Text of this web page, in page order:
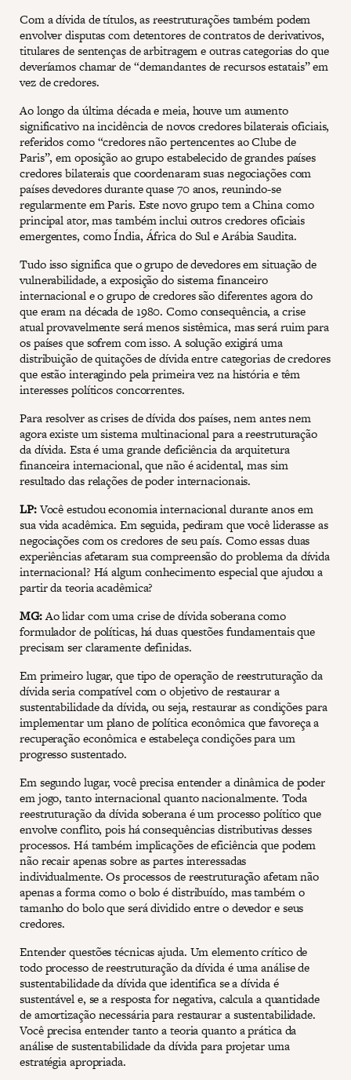
Com a dívida de títulos, as reestruturações também podem
envolver disputas com detentores de contratos de derivativos,
titulares de sentenças de arbitragem e outras categorias do que
deveríamos chamar de “demandantes de recursos estatais” em
vez de credores.
Ao longo da última década e meia, houve um aumento
significativo na incidência de novos credores bilaterais oficiais,
referidos como “credores não pertencentes ao Clube de
Paris”, em oposição ao grupo estabelecido de grandes países
credores bilaterais que coordenaram suas negociações com
países devedores durante quase 70 anos, reunindo-se
regularmente em Paris. Este novo grupo tem a China como
principal ator, mas também inclui outros credores oficiais
emergentes, como Índia, África do Sul e Arábia Saudita.
Tudo isso significa que o grupo de devedores em situação de
vulnerabilidade, a exposição do sistema financeiro
internacional e o grupo de credores são diferentes agora do
que eram na década de 1980. Como consequência, a crise
atual provavelmente será menos sistêmica, mas será ruim para
os países que sofrem com isso. A solução exigirá uma
distribuição de quitações de dívida entre categorias de credores
que estão interagindo pela primeira vez na história e têm
interesses políticos concorrentes.
Para resolver as crises de dívida dos países, nem antes nem
agora existe um sistema multinacional para a reestruturação
da dívida. Esta é uma grande deficiência da arquitetura
financeira internacional, que não é acidental, mas sim
resultado das relações de poder internacionais.
LP:Você estudou economia internacional durante anos em
sua vida acadêmica. Em seguida, pediram que você liderasse as
negociações com os credores de seu país. Como essas duas
experiências afetaram sua compreensão do problema da dívida
internacional? Há algum conhecimento especial que ajudou a
partir da teoria acadêmica?
MG:Ao lidar com uma crise de dívida soberana como
formulador de políticas, há duas questões fundamentais que
precisam ser claramente definidas.
Em primeiro lugar, que tipo de operação de reestruturação da
dívida seria compatível com o objetivo de restaurar a
sustentabilidade da dívida, ou seja, restaurar as condições para
implementar um plano de política econômica que favoreça a
recuperação econômica e estabeleça condições para um
progresso sustentado.
Em segundo lugar, você precisa entender a dinâmica de poder
em jogo, tanto internacional quanto nacionalmente. Toda
reestruturação da dívida soberana é um processo político que
envolve conflito, pois há consequências distributivas desses
processos. Há também implicações de eficiência que podem
não recair apenas sobre as partes interessadas
individualmente. Os processos de reestruturação afetam não
apenas a forma como o bolo é distribuído, mas também o
tamanho do bolo que será dividido entre o devedor e seus
credores.
Entender questões técnicas ajuda. Um elemento crítico de
todo processo de reestruturação da dívida é uma análise de
sustentabilidade da dívida que identifica se a dívida é
sustentável e, se a resposta for negativa, calcula a quantidade
de amortização necessária para restaurar a sustentabilidade.
Você precisa entender tanto a teoria quanto a prática da
análise de sustentabilidade da dívida para projetar uma
estratégia apropriada.